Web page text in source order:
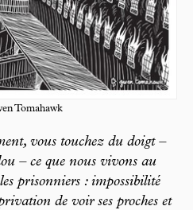
Tomahawk
vous touchez du doigt –
– ce que nous vivons au
prisonniers : impossibilité
de voir ses proches et